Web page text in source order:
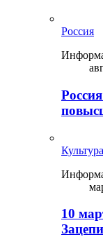
Россия
Культура
10